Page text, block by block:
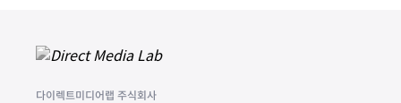
다이렉트미디어랩 주식회사